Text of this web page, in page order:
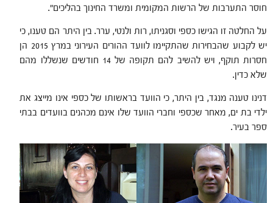
חוסר התערבות של הרשות המקומית ומשרד החינוך בהליכים".
על החלטה זו הגישו כספי וסגניתו, רות ולנטי, ערר. בין היתר הם טענו, כי
יש לקבוע שהבחירות שהתקיימו לוועד ההורים העירוני במרץ 2015 הן
חסרות תוקף, ויש להשיב להם תקופה של 14 חודשים שנשללו מהם
שלא כדין.
דנינו טענה מנגד, בין היתר, כי הוועד בראשותו של כספי אינו מייצג את
ילדי בת ים, מאחר שכספי וחברי הוועד שלו אינם מכהנים בוועדים בבתי
ספר בעיר.